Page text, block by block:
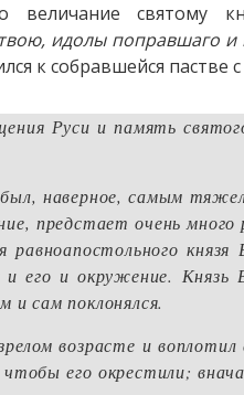
величание святому
идолы поправшаго
к собравшейся пастве
Руси и память
был, наверное, самым
предстает очень много
князя
его и окружение.
и сам поклонялся.
возрасте и воплотил
его окрестили;